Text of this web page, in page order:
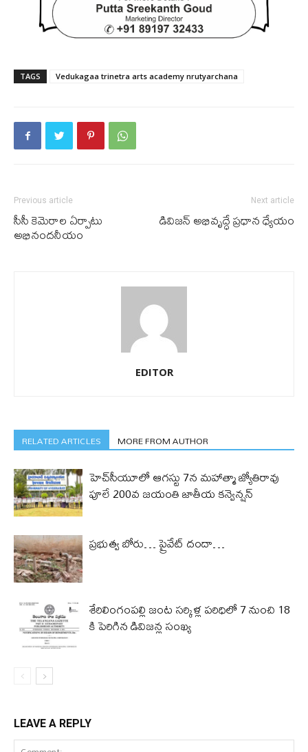
TAGS Vedukagaa trinetra arts academy nrutyarchana
Previous article
సీసీ కెమెరాల ఏర్పాటు
అభినందనీయం
Next article
డివిజన్ అభివృద్ధే ప్రధాన ధ్యేయం
EDITOR
RELATED ARTICLES MORE FROM AUTHOR
హెచ్‌సీయూలో ఆగస్టు 7న మహాత్మా జ్యోతిరావు
పూలే 200వ జయంతి జాతీయ కన్వెన్షన్
ప్రభుత్వ బోరు… ప్రైవేట్ దందా…
శేరిలింగంపల్లి జంట సర్కిళ్ల పరిధిలో 7 నుంచి 18
కి పెరిగిన డివిజన్ల సంఖ్య
LEAVE A REPLY